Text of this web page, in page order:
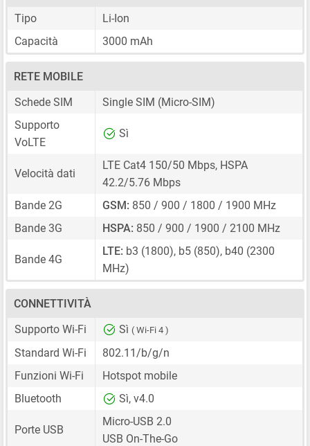
Tipo
Li-Ion
Capacità
3000 mAh
RETE MOBILE
Schede SIM
Single SIM (Micro-SIM)
Supporto
VoLTE
Sì
Velocità dati
LTE Cat4 150/50 Mbps, HSPA
42.2/5.76 Mbps
Bande 2G
GSM: 850 / 900 / 1800 / 1900 MHz
Bande 3G
HSPA: 850 / 900 / 1900 / 2100 MHz
Bande 4G
LTE: b3 (1800), b5 (850), b40 (2300
MHz)
CONNETTIVITÀ
Supporto Wi-Fi
Sì ( Wi-Fi 4 )
Standard Wi-Fi
802.11/b/g/n
Funzioni Wi-Fi
Hotspot mobile
Bluetooth
Sì, v4.0
Porte USB
Micro-USB 2.0
USB On-The-Go